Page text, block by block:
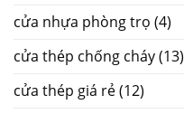
cửa nhựa phòng trọ (4)
cửa thép chống cháy(13)
cửa thép giá rẻ(12)